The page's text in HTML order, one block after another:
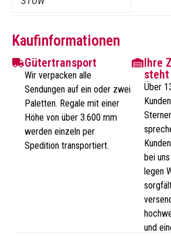
Kaufinformationen
Gütertransport
Wir verpacken alle
Sendungen auf ein oder zwei
Paletten. Regale mit einer
Höhe von über 3.600 mm
werden einzeln per
Spedition transportiert.
Ihre
Über
bei
legen
und